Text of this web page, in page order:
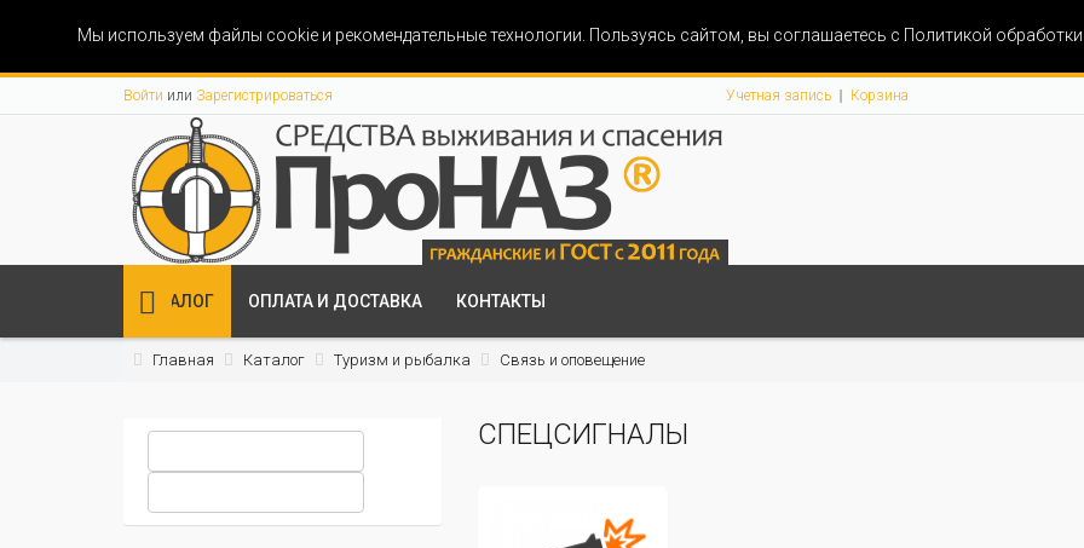
Мы используем файлы cookie и рекомендательные технологии. Пользуясь сайтом, вы соглашаетесь с Политикой
Войти или Зарегистрироваться Учетная запись Корзина
КАТАЛОГ ОПЛАТА И ДОСТАВКА КОНТАКТЫ
Главная Каталог Туризм и рыбалка Связь и оповещение
СПЕЦСИГНАЛЫ